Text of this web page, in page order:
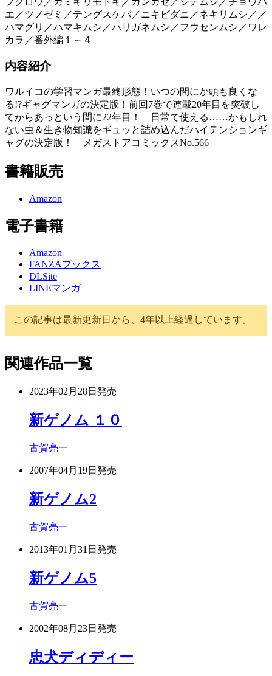
エ／ツノゼミ／テングスケバ／ニキビダニ／ネキリムシ／／
ハマグリ／ハマキムシ／ハリガネムシ／フウセンムシ／ワレ
カラ／番外編１～４
内容紹介
ワルイコの学習マンガ最終形態！いつの間にか頭も良くな
る!?ギャグマンガの決定版！前回7巻で連載20年目を突破し
てからあっという間に22年目！ 日常で使える……かもしれ
ない虫＆生き物知識をギュッと詰め込んだハイテンションギ
ャグの決定版！ メガストアコミックスNo.566
書籍販売
Amazon
電子書籍
Amazon
FANZAブックス
DLSite
LINEマンガ
この記事は最新更新日から、4年以上経過しています。
関連作品一覧
2023年02月28日 発売
新ゲノム １０
古賀亮一
2007年04月19日 発売
新ゲノム2
古賀亮一
2013年01月31日 発売
新ゲノム5
古賀亮一
2002年08月23日 発売
忠犬ディディー